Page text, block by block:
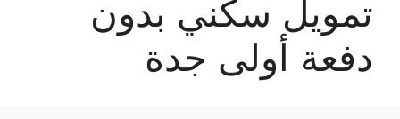
تمويل سكني بدون
دفعة أولى جدة